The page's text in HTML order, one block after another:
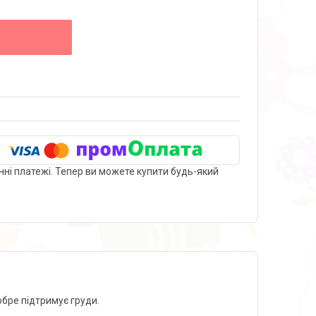
платежі. Тепер ви можете купити будь-який
підтримує груди.